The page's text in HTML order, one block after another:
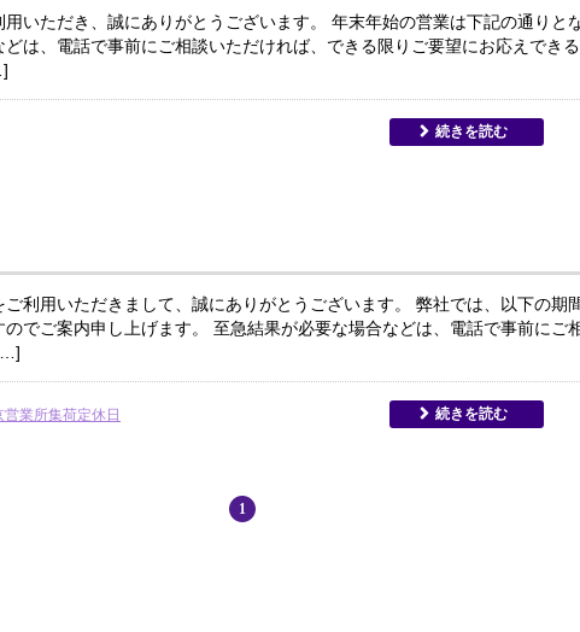
いただき、誠にありがとうございます。 年末年始の営業は下記の通りと
は、電話で事前にご相談いただければ、できる限りご要望にお応えでき
続きを読む
利用いただきまして、誠にありがとうございます。 弊社では、以下の期
でご案内申し上げます。 至急結果が必要な場合などは、電話で事前にご
続きを読む
営業所集荷定休日
1